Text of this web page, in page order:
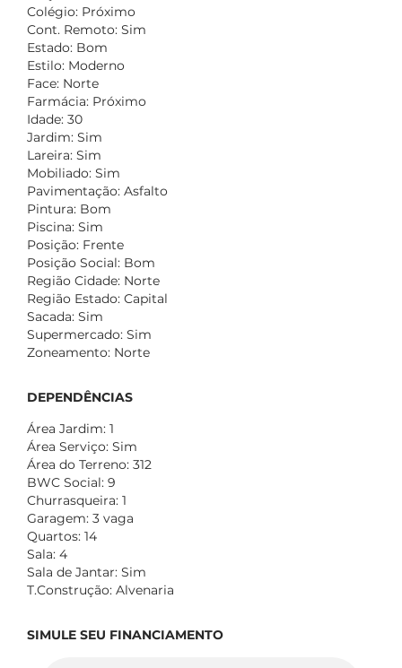
Colégio: Próximo
Cont. Remoto: Sim
Estado: Bom
Estilo: Moderno
Face: Norte
Farmácia: Próximo
Idade: 30
Jardim: Sim
Lareira: Sim
Mobiliado: Sim
Pavimentação: Asfalto
Pintura: Bom
Piscina: Sim
Posição: Frente
Posição Social: Bom
Região Cidade: Norte
Região Estado: Capital
Sacada: Sim
Supermercado: Sim
Zoneamento: Norte
DEPENDÊNCIAS
Área Jardim: 1
Área Serviço: Sim
Área do Terreno: 312
BWC Social: 9
Churrasqueira: 1
Garagem: 3 vaga
Quartos: 14
Sala: 4
Sala de Jantar: Sim
T.Construção: Alvenaria
SIMULE SEU FINANCIAMENTO